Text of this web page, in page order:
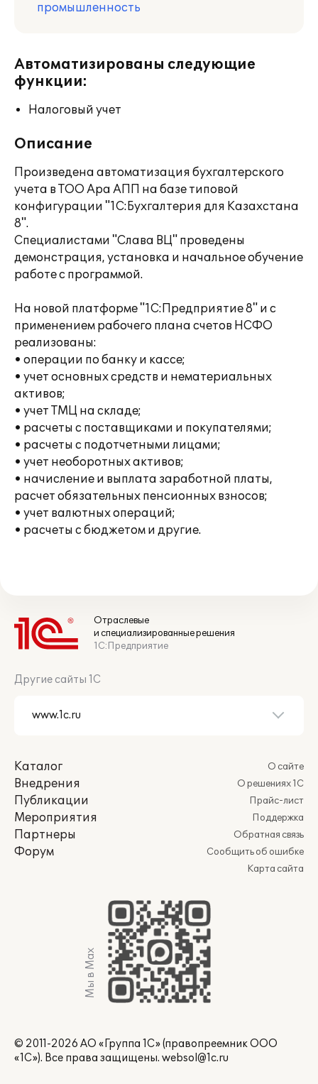
промышленность
Автоматизированы следующие
функции:
Налоговый учет
Описание
Произведена автоматизация бухгалтерского
учета в ТОО Ара АПП на базе типовой
конфигурации "1С:Бухгалтерия для Казахстана
8".
Специалистами "Слава ВЦ" проведены
демонстрация, установка и начальное обучение
работе с программой.
На новой платформе "1С:Предприятие 8" и с
применением рабочего плана счетов НСФО
реализованы:
• операции по банку и кассе;
• учет основных средств и нематериальных
активов;
• учет ТМЦ на складе;
• расчеты с поставщиками и покупателями;
• расчеты с подотчетными лицами;
• учет необоротных активов;
• начисление и выплата заработной платы,
расчет обязательных пенсионных взносов;
• учет валютных операций;
• расчеты с бюджетом и другие.
Отраслевые
и специализированные решения
1С:Предприятие
Другие сайты 1С
Каталог
Внедрения
Публикации
Мероприятия
Партнеры
Форум
О сайте
О решениях 1С
Прайс-лист
Поддержка
Обратная связь
Сообщить об ошибке
Карта сайта
Мы в Max
© 2011-2026 АО «Группа 1С» (правопреемник ООО
«1С»). Все права защищены. websol@1c.ru